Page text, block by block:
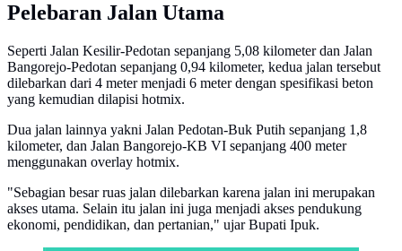
Pelebaran Jalan Utama
Seperti Jalan Kesilir-Pedotan sepanjang 5,08 kilometer dan Jalan
Bangorejo-Pedotan sepanjang 0,94 kilometer, kedua jalan tersebut
dilebarkan dari 4 meter menjadi 6 meter dengan spesifikasi beton
yang kemudian dilapisi hotmix.
Dua jalan lainnya yakni Jalan Pedotan-Buk Putih sepanjang 1,8
kilometer, dan Jalan Bangorejo-KB VI sepanjang 400 meter
menggunakan overlay hotmix.
"Sebagian besar ruas jalan dilebarkan karena jalan ini merupakan
akses utama. Selain itu jalan ini juga menjadi akses pendukung
ekonomi, pendidikan, dan pertanian," ujar Bupati Ipuk.